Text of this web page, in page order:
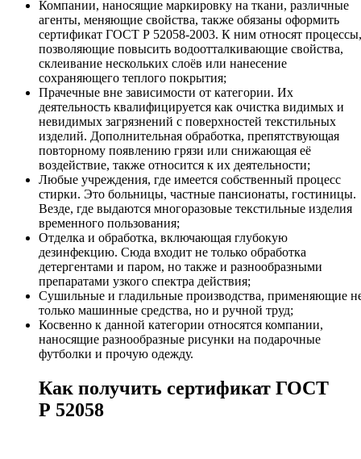
Компании, наносящие маркировку на ткани, различные
агенты, меняющие свойства, также обязаны оформить
сертификат ГОСТ Р 52058-2003. К ним относят процессы,
позволяющие повысить водоотталкивающие свойства,
склеивание нескольких слоёв или нанесение
сохраняющего теплого покрытия;
Прачечные вне зависимости от категории. Их
деятельность квалифицируется как очистка видимых и
невидимых загрязнений с поверхностей текстильных
изделий. Дополнительная обработка, препятствующая
повторному появлению грязи или снижающая её
воздействие, также относится к их деятельности;
Любые учреждения, где имеется собственный процесс
стирки. Это больницы, частные пансионаты, гостиницы.
Везде, где выдаются многоразовые текстильные изделия
временного пользования;
Отделка и обработка, включающая глубокую
дезинфекцию. Сюда входит не только обработка
детергентами и паром, но также и разнообразными
препаратами узкого спектра действия;
Сушильные и гладильные производства, применяющие
только машинные средства, но и ручной труд;
Косвенно к данной категории относятся компании,
наносящие разнообразные рисунки на подарочные
футболки и прочую одежду.
Как получить сертификат ГОСТ
Р 52058